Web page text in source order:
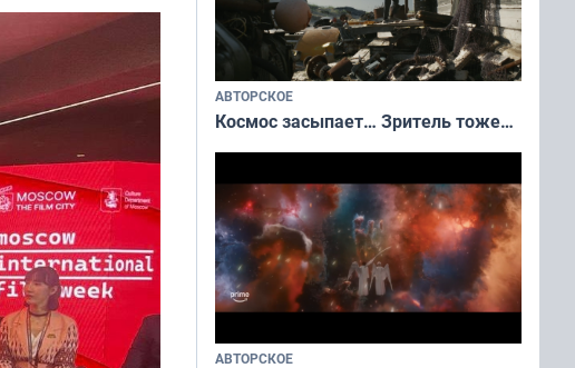
АВТОРСКОЕ
Космос засыпает… Зритель тоже…
АВТОРСКОЕ